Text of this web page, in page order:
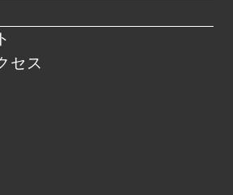
セス